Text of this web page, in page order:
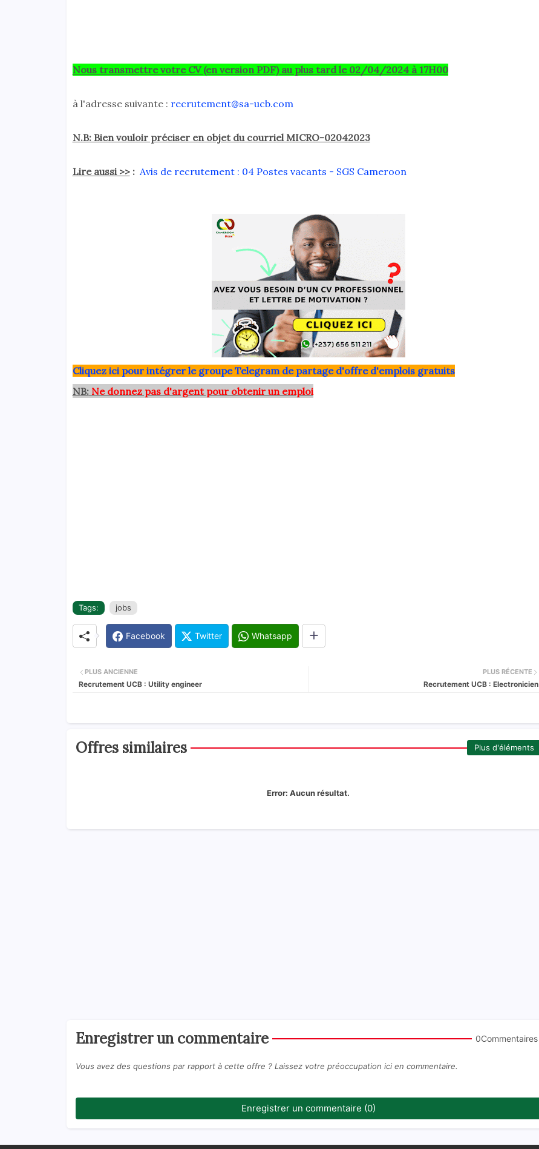
Nous transmettre votre CV (en version PDF) au plus tard le 02/04/2024 à 17H00
à l'adresse suivante : recrutement@sa-ucb.com
N.B: Bien vouloir préciser en objet du courriel MICRO-02042023
Lire aussi >>: Avis de recrutement : 04 Postes vacants - SGS Cameroon
Cliquez ici pour intégrer le groupe Telegram de partage d'offre d'emplois gratuits
NB: Ne donnez pas d'argent pour obtenir un emploi
Tags: jobs
Facebook Twitter Whatsapp
PLUS RÉCENTE
Recrutement UCB : Electronicien
PLUS ANCIENNE
Recrutement UCB : Utility engineer
Offres similaires Plus d'éléments
Error: Aucun résultat.
Enregistrer un commentaire 0Commentaires
Vous avez des questions par rapport à cette offre ? Laissez votre préoccupation ici en commentaire.
Enregistrer un commentaire (0)